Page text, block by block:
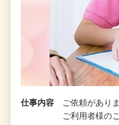
仕事内容
ご依頼があり
ご利用者様の